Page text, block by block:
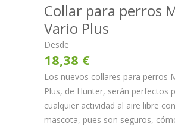
Collar para perros
Vario Plus
Desde
18,38 €
Los nuevos collares para perros
Plus, de Hunter, serán perfectos
cualquier actividad al aire libre
mascota, pues son seguros,